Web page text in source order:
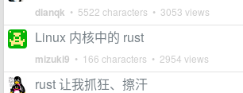
dianqk • 5522 characters • 3053 views
Linux 内核中的 rust
mizuki9 • 166 characters • 2954 views
rust 让我抓狂、擦汗